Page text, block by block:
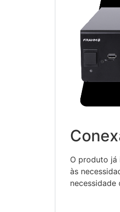
O produto já
às
necessidade